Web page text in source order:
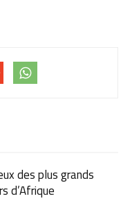
des plus grands
d’Afrique